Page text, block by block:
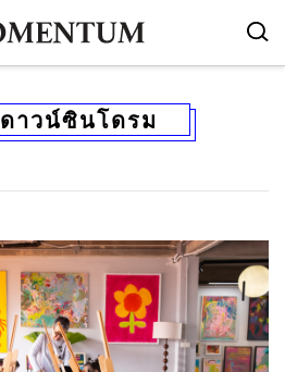
ดาวน์ซินโดรม